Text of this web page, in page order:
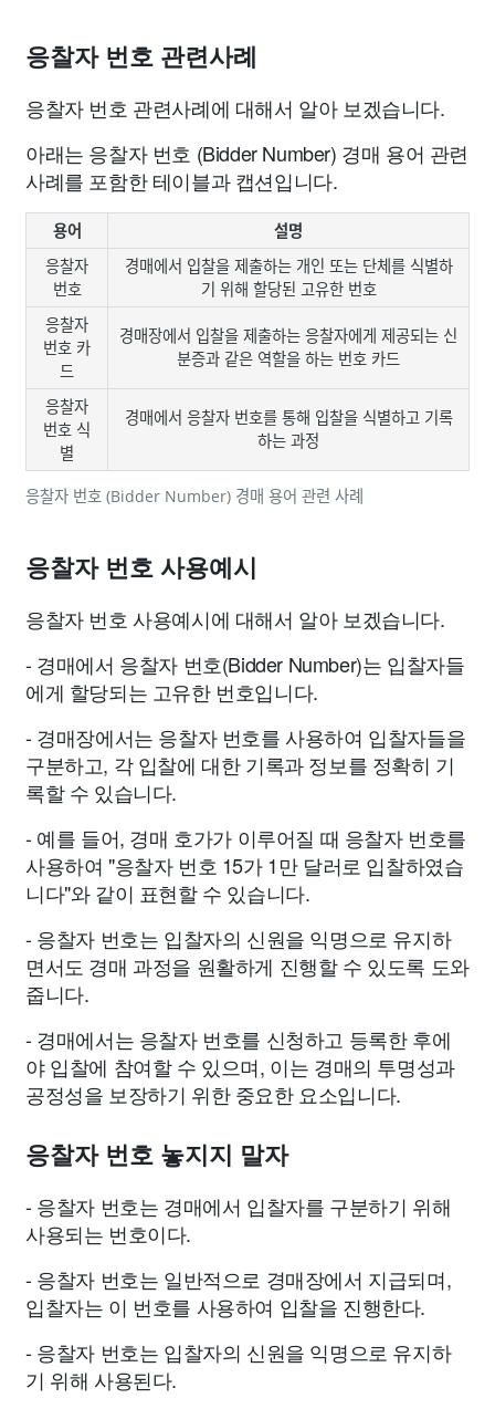
응찰자 번호 관련사례
응찰자 번호 관련사례에 대해서 알아 보겠습니다.
아래는 응찰자 번호 (Bidder Number) 경매 용어 관련
사례를 포함한 테이블과 캡션입니다.
응찰자 번호 (Bidder Number) 경매 용어 관련 사례
용어
설명
응찰자
번호
경매에서 입찰을 제출하는 개인 또는 단체를 식별하
기 위해 할당된 고유한 번호
응찰자
번호 카
드
경매장에서 입찰을 제출하는 응찰자에게 제공되는 신
분증과 같은 역할을 하는 번호 카드
응찰자
번호 식
별
경매에서 응찰자 번호를 통해 입찰을 식별하고 기록
하는 과정
응찰자 번호 사용예시
응찰자 번호 사용예시에 대해서 알아 보겠습니다.
- 경매에서 응찰자 번호(Bidder Number)는 입찰자들
에게 할당되는 고유한 번호입니다.
- 경매장에서는 응찰자 번호를 사용하여 입찰자들을
구분하고, 각 입찰에 대한 기록과 정보를 정확히 기
록할 수 있습니다.
- 예를 들어, 경매 호가가 이루어질 때 응찰자 번호를
사용하여 "응찰자 번호 15가 1만 달러로 입찰하였습
니다"와 같이 표현할 수 있습니다.
- 응찰자 번호는 입찰자의 신원을 익명으로 유지하
면서도 경매 과정을 원활하게 진행할 수 있도록 도와
줍니다.
- 경매에서는 응찰자 번호를 신청하고 등록한 후에
야 입찰에 참여할 수 있으며, 이는 경매의 투명성과
공정성을 보장하기 위한 중요한 요소입니다.
응찰자 번호 놓지지 말자
- 응찰자 번호는 경매에서 입찰자를 구분하기 위해
사용되는 번호이다.
- 응찰자 번호는 일반적으로 경매장에서 지급되며,
입찰자는 이 번호를 사용하여 입찰을 진행한다.
- 응찰자 번호는 입찰자의 신원을 익명으로 유지하
기 위해 사용된다.